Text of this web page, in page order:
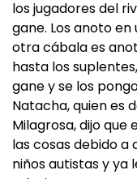
los jugadores del
gane. Los anoto
otra cábala es
hasta los
gane y se los
Natacha, quien es
Milagrosa, dijo
las cosas debido
niños autistas y ya